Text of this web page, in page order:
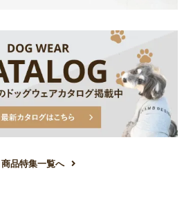
商品特集一覧へ